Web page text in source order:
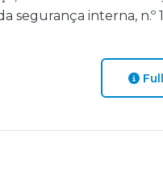
segurança interna, n.º